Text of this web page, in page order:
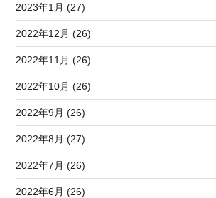
2023年1月 (27)
2022年12月 (26)
2022年11月 (26)
2022年10月 (26)
2022年9月 (26)
2022年8月 (27)
2022年7月 (26)
2022年6月 (26)